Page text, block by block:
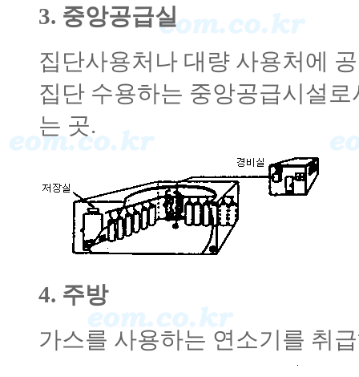
3. 중앙공급실
집단사용처나 대량 사용처에
집단 수용하는 중앙공급시설
는 곳.
4. 주방
가스를 사용하는 연소기를 취